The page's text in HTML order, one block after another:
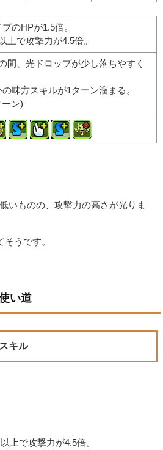
のHPが1.5倍。
上で攻撃力が4.5倍。
間、光ドロップが少し落ちやすく
味方スキルが1ターン溜まる。
ン)
いものの、攻撃力の高さが光りま
うです。
い道
キル
上で攻撃力が4.5倍。